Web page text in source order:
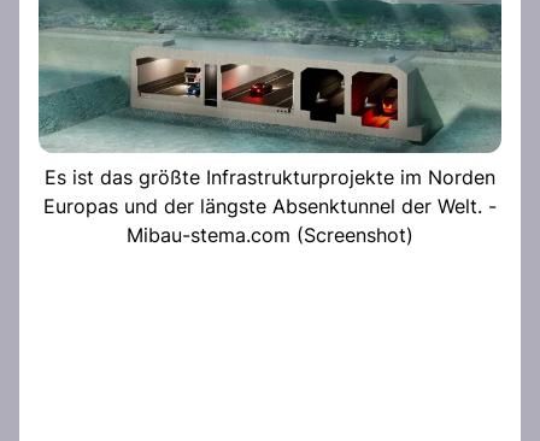
Es ist das größte Infrastrukturprojekte im Norden
Europas und der längste Absenktunnel der Welt. -
Mibau-stema.com (Screenshot)